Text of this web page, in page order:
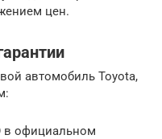
цен.
автомобиль Toyota,
в официальном